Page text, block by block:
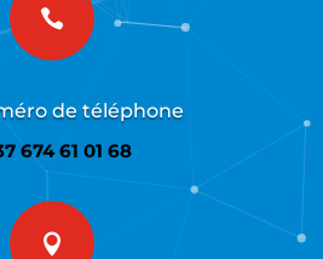

de téléphone
674 61 01 68
